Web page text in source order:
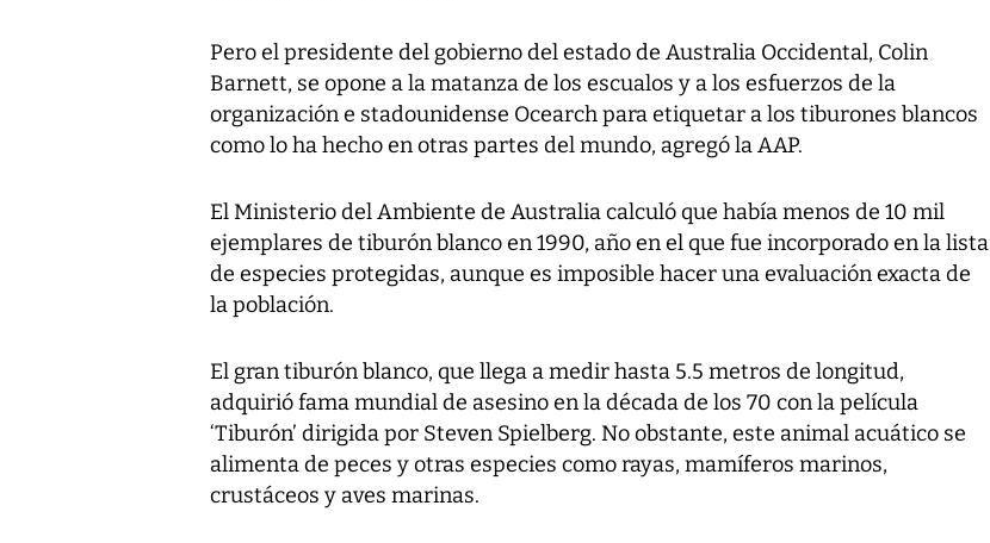
Pero el presidente del gobierno del estado de Australia Occidental, Colin
Barnett, se opone a la matanza de los escualos y a los esfuerzos de la
organización e stadounidense Ocearch para etiquetar a los tiburones blancos
como lo ha hecho en otras partes del mundo, agregó la AAP.
El Ministerio del Ambiente de Australia calculó que había menos de 10 mil
ejemplares de tiburón blanco en 1990, año en el que fue incorporado en la lista
de especies protegidas, aunque es imposible hacer una evaluación exacta de
la población.
El gran tiburón blanco, que llega a medir hasta 5.5 metros de longitud,
adquirió fama mundial de asesino en la década de los 70 con la película
‘Tiburón’ dirigida por Steven Spielberg. No obstante, este animal acuático se
alimenta de peces y otras especies como rayas, mamíferos marinos,
crustáceos y aves marinas.